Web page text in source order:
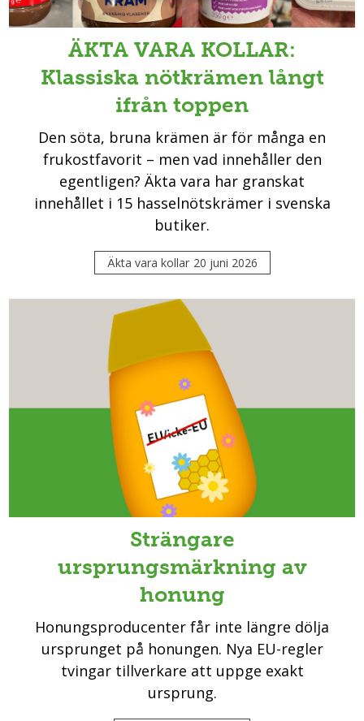
ÄKTA VARA KOLLAR:
Klassiska nötkrämen långt
ifrån toppen
Den söta, bruna krämen är för många en
frukostfavorit – men vad innehåller den
egentligen? Äkta vara har granskat
innehållet i 15 hasselnötskrämer i svenska
butiker.
Äkta vara kollar 20 juni 2026
Strängare
ursprungsmärkning av
honung
Honungsproducenter får inte längre dölja
ursprunget på honungen. Nya EU-regler
tvingar tillverkare att uppge exakt
ursprung.